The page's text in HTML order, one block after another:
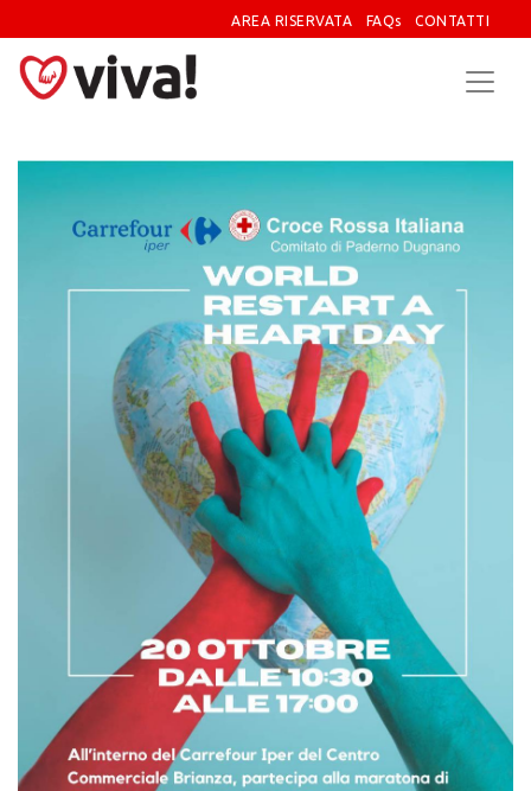
AREA RISERVATA FAQs CONTATTI